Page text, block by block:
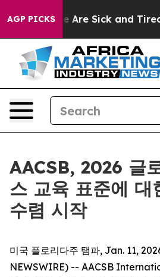
AGP PICKS
“People Are Sick and Tired
AACSB, 2026 글
스 교육 표준에 대
수렴 시작
미국 플로리다주 탬파, Jan. 11,
NEWSWIRE) -- AACSB